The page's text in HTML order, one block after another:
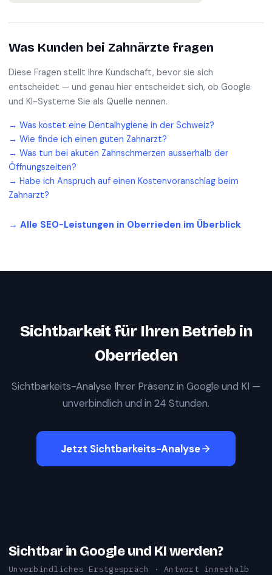
Was Kunden bei Zahnärzte fragen
Diese Fragen stellt Ihre Kundschaft, bevor sie sich
entscheidet — und genau hier entscheidet sich, ob Google
und KI-Systeme Sie als Quelle nennen.
→ Was kostet eine Dentalhygiene in der Schweiz?
→ Wie finde ich einen guten Zahnarzt?
→ Was tun bei akuten Zahnschmerzen ausserhalb der
Öffnungszeiten?
→ Habe ich Anspruch auf einen Kostenvoranschlag beim
Zahnarzt?
→ Alle SEO-Leistungen in Oberrieden im Überblick
Sichtbarkeit für Ihren Betrieb in
Oberrieden
Sichtbarkeits-Analyse Ihrer Präsenz in Google und KI —
unverbindlich und in 24 Stunden.
Jetzt Sichtbarkeits-Analyse
Sichtbar in Google und KI werden?
Unverbindliches Erstgespräch · Antwort innerhalb